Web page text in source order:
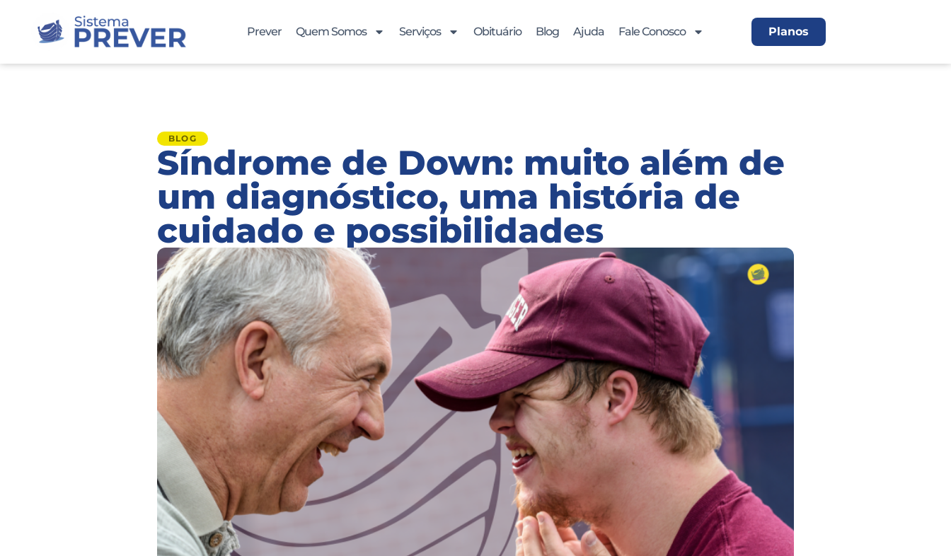
Prever Quem Somos Serviços Obituário Blog Ajuda Fale Conosco Planos
BLOG
Síndrome de Down: muito além de
um diagnóstico, uma história de
cuidado e possibilidades